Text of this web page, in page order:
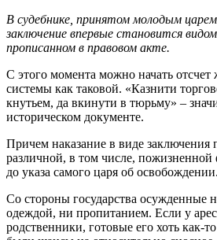
В судебнике, принятом молодым
заключение впервые становится видом
прописанном в правовом акте.
С этого момента можно начать
системы как таковой. «Казнити
кнутьем, да вкинути в тюрьму» –
историческом документе.
Причем наказание в виде заключения
различной, в том числе,
до указа самого царя об освобождении.
Со стороны государства осужденные
одеждой, ни пропитанием. Если у
родственники, готовые его хоть как-